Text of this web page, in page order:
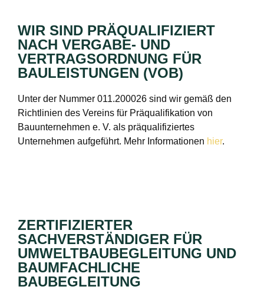
WIR SIND PRÄQUALIFIZIERT
NACH VERGABE- UND
VERTRAGSORDNUNG FÜR
BAULEISTUNGEN (VOB)
Unter der Nummer 011.200026 sind wir gemäß den
Richtlinien des Vereins für Präqualifikation von
Bauunternehmen e. V. als präqualifiziertes
Unternehmen aufgeführt. Mehr Informationen hier.
ZERTIFIZIERTER
SACHVERSTÄNDIGER FÜR
UMWELTBAUBEGLEITUNG UND
BAUMFACHLICHE
BAUBEGLEITUNG